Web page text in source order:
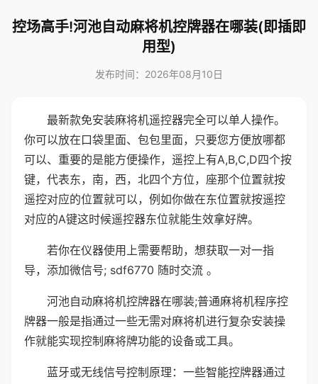
控场高手!河池自动麻将机控牌器在哪装(即插即
用型)
发布时间：2026年08月10日
最新款免安装麻将机遥控器完全可以单人操作。
你可以放在口袋里面、包包里面，只要您方便放哪都
可以、重要的是能方便操作，遥控上有A,B,C,D四个按
键，代表东，南，西，北四个方位，座那个位置就按
遥控对应的位置就可以，例如你做在东位置就按遥控
对应的A键这时候遥控器东位就能生效拿好牌。
若你在仪器使用上需要帮助，想获取一对一指
导，添加微信号; sdf6770 随时交流 。
河池自动麻将机控牌器在哪装;普通麻将机程序控
牌器一般是指通过一些无需对麻将机进行复杂安装操
作就能实现控制麻将牌功能的设备或工具。
蓝牙或无线信号控制原理：一些智能控牌器通过